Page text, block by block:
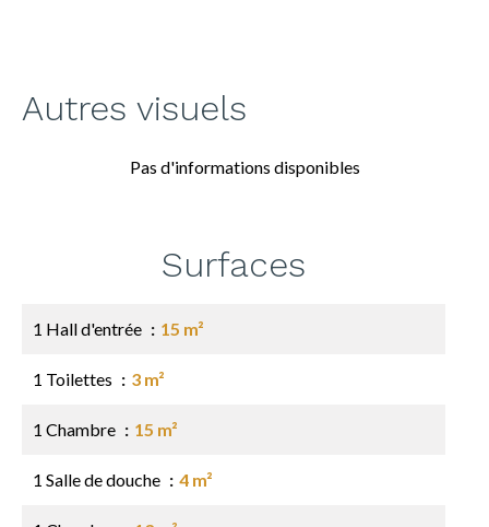
Autres visuels
Pas d'informations disponibles
Surfaces
1 Hall d'entrée 15 m²
1 Toilettes 3 m²
1 Chambre 15 m²
1 Salle de douche 4 m²